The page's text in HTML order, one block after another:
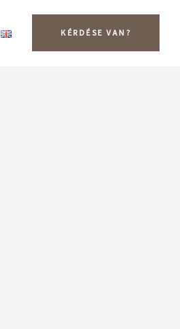
KÉRDÉSE VAN?